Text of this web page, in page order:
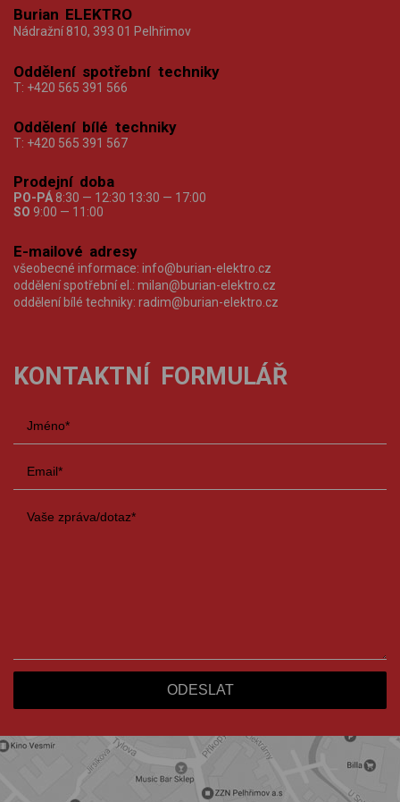
Burian ELEKTRO
Nádražní 810, 393 01 Pelhřimov
Oddělení spotřební techniky
T: +420 565 391 566
Oddělení bílé techniky
T: +420 565 391 567
Prodejní doba
PO-PÁ 8:30 — 12:30 13:30 — 17:00
SO 9:00 — 11:00
E-mailové adresy
všeobecné informace: info@burian-elektro.cz
oddělení spotřební el.: milan@burian-elektro.cz
oddělení bílé techniky: radim@burian-elektro.cz
KONTAKTNÍ FORMULÁŘ